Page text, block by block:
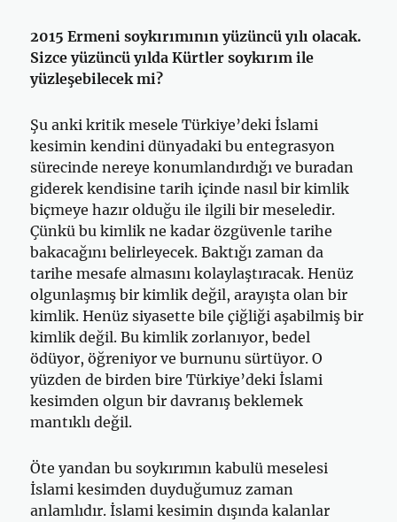
2015 Ermeni soykırımının yüzüncü yılı olacak.
Sizce yüzüncü yılda Kürtler soykırım ile
yüzleşebilecek mi?
Şu anki kritik mesele Türkiye’deki İslami
kesimin kendini dünyadaki bu entegrasyon
sürecinde nereye konumlandırdığı ve buradan
giderek kendisine tarih içinde nasıl bir kimlik
biçmeye hazır olduğu ile ilgili bir meseledir.
Çünkü bu kimlik ne kadar özgüvenle tarihe
bakacağını belirleyecek. Baktığı zaman da
tarihe mesafe almasını kolaylaştıracak. Henüz
olgunlaşmış bir kimlik değil, arayışta olan bir
kimlik. Henüz siyasette bile çiğliği aşabilmiş bir
kimlik değil. Bu kimlik zorlanıyor, bedel
ödüyor, öğreniyor ve burnunu sürtüyor. O
yüzden de birden bire Türkiye’deki İslami
kesimden olgun bir davranış beklemek
mantıklı değil.
Öte yandan bu soykırımın kabulü meselesi
İslami kesimden duyduğumuz zaman
anlamlıdır. İslami kesimin dışında kalanlar